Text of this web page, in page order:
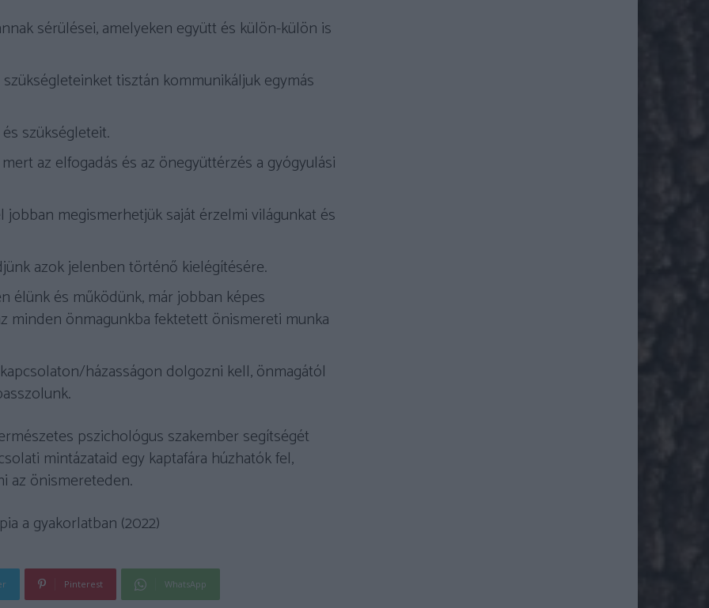
sérülései, amelyeken együtt és külön-külön is
tisztán kommunikáljuk egymás
szükségleteit.
az elfogadás és az önegyüttérzés a gyógyulási
megismerhetjük saját érzelmi világunkat és
azok jelenben történő kielégítésére.
élünk és működünk, már jobban képes
minden önmagunkba fektetett önismereti munka
házasságon dolgozni kell, önmagától
pszichológus szakember segítségét
mintázataid egy kaptafára húzhatók fel,
az önismereteden.
a gyakorlatban (2022)
Pinterest WhatsApp